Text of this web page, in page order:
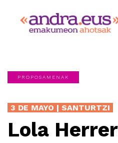
PROPOSAMENAK
3 DE MAYO | SANTURTZI
Lola